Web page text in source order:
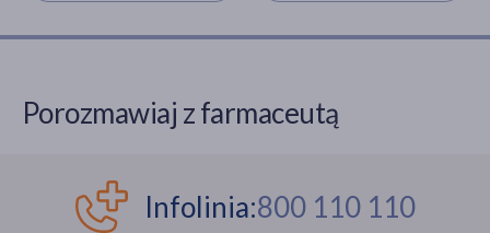
Porozmawiaj z farmaceutą
Infolinia:800 110 110